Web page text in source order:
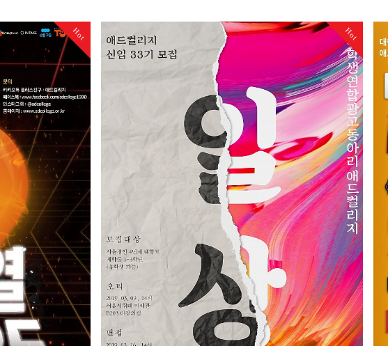
Hot Hot